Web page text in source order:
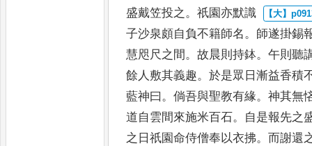
盛戴笠投之。祇園亦默識
子沙泉頗自負不籍師名。 師遂掛錫
慧咫尺之間。故晨則持鉢。午則聽
餘人敷其義趣。於是眾日漸益香積
藍神曰。倘吾與聖教有緣。神其無
道自雲間來施米百石。 自是報先之
之日祇園命侍僧奉以衣拂。而謝還